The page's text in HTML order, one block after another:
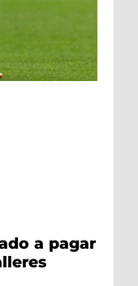
a pagar